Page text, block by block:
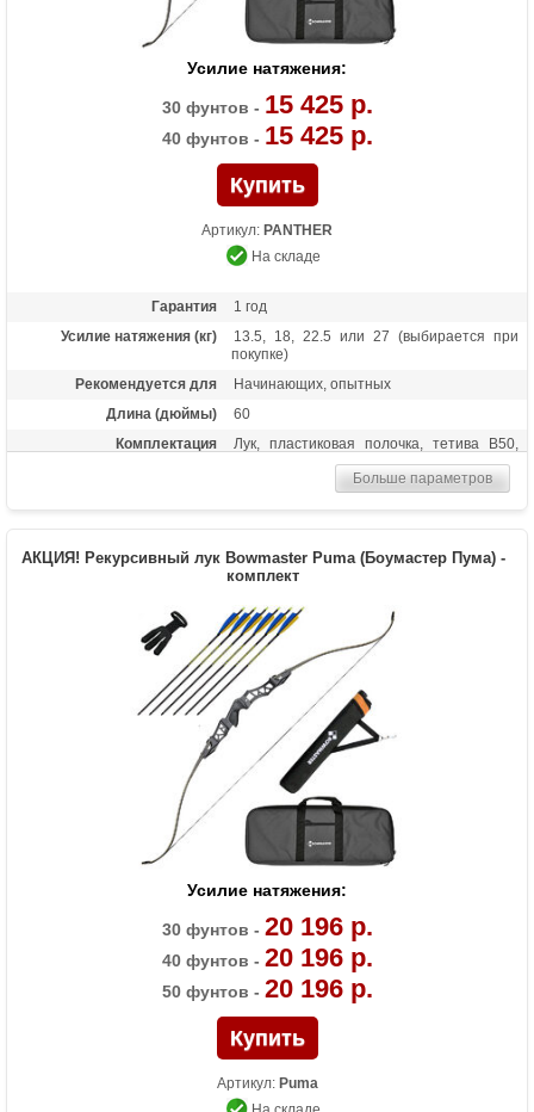
Усилие натяжения:
30 фунтов - 15 425 р.
40 фунтов - 15 425 р.
Артикул: PANTHER
На складе
Гарантия
1 год
Усилие натяжения (кг)
13.5, 18, 22.5 или 27 (выбирается при
покупке)
Рекомендуется для
Начинающих, опытных
Длина (дюймы)
60
Комплектация
Лук, пластиковая полочка, тетива В50,
шестигранники, чехол для лука, перчатка,
колчан для стрел, 6 карбоновых стрел
Масса (кг)
1,3
ламинатом
Больше параметров
АКЦИЯ! Рекурсивный лук Bowmaster Puma (Боумастер Пума) -
комплект
Усилие натяжения:
30 фунтов - 20 196 р.
40 фунтов - 20 196 р.
50 фунтов - 20 196 р.
Артикул: Puma